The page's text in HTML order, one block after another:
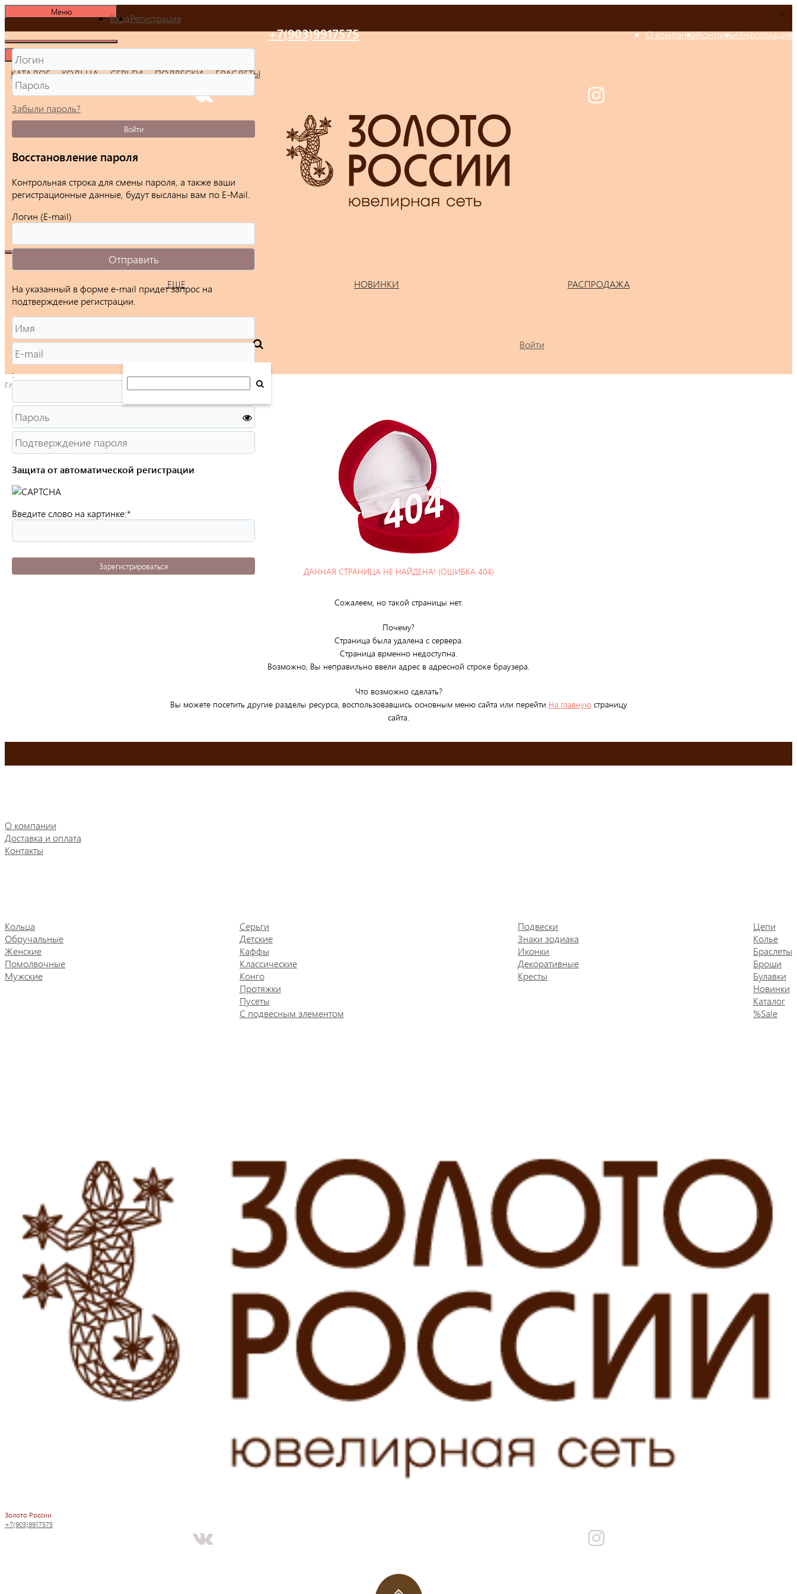
Меню
О компанииКонтактыИнформация
+7(903)9917575
КАТАЛОГ КОЛЬЦА СЕРЬГИ ПОДВЕСКИ БРАСЛЕТЫ
ЕЩЕ НОВИНКИ РАСПРОДАЖА
Войти
Главная
ДАННАЯ СТРАНИЦА НЕ НАЙДЕНА! (ОШИБКА 404)
Сожалеем, но такой страницы нет.
Почему?
Страница была удалена с сервера.
Страница врменно недоступна.
Возможно, Вы неправильно ввели адрес в адресной строке браузера.
Что возможно сделать?
Вы можете посетить другие разделы ресурса, воспользовавшись основным меню сайта или перейти На главнуюстраницу
сайта.
О компании
Доставка и оплата
Контакты
Кольца
Обручальные
Женские
Помолвочные
Мужские
Серьги
Детские
Каффы
Классические
Конго
Протяжки
Пусеты
С подвесным элементом
Подвески
Знаки зодиака
Иконки
Декоративные
Кресты
Цепи
Колье
Браслеты
Броши
Булавки
Новинки
Каталог
%Sale
Золото России
+7(903)9917575
ВходРегистрация
Забыли пароль?
Войти
Восстановление пароля
Контрольная строка для смены пароля, а также ваши
регистрационные данные, будут высланы вам по E-Mail.
Логин (E-mail)
На указанный в форме e-mail придет запрос на
подтверждение регистрации.
:
Защита от автоматической регистрации
Введите слово на картинке:*
Зарегистрироваться